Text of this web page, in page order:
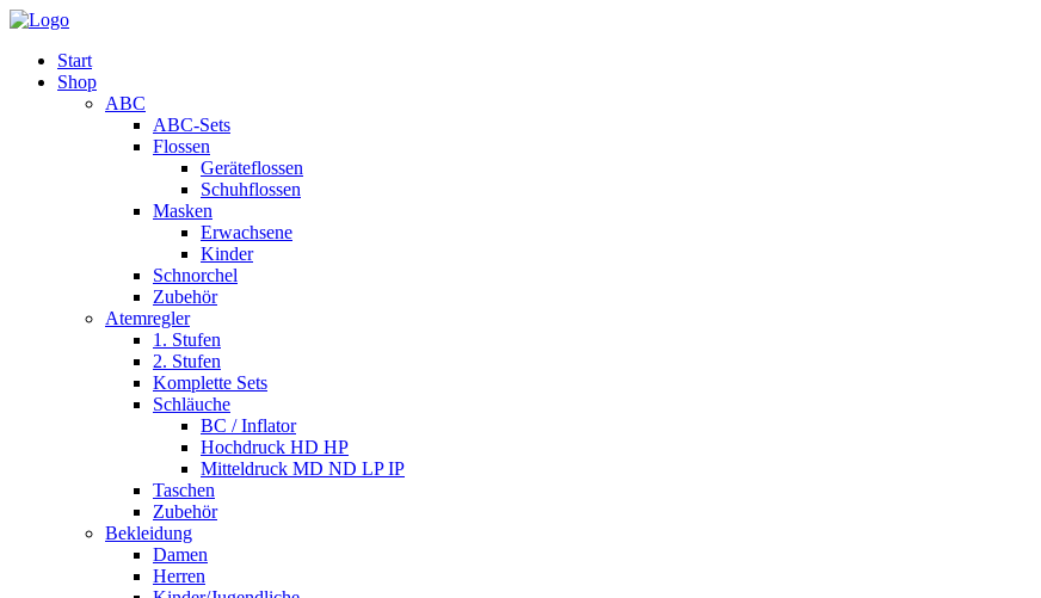
Start
Shop
ABC
ABC-Sets
Flossen
Geräteflossen
Schuhflossen
Masken
Erwachsene
Kinder
Schnorchel
Zubehör
Atemregler
1. Stufen
2. Stufen
Komplette Sets
Schläuche
BC / Inflator
Hochdruck HD HP
Mitteldruck MD ND LP IP
Taschen
Zubehör
Bekleidung
Damen
Herren